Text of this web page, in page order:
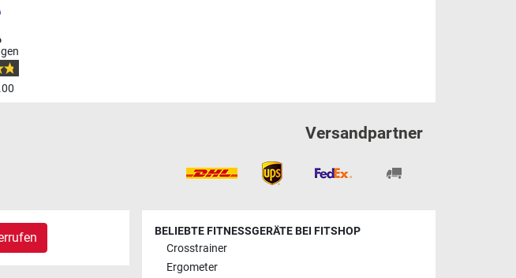
Versandpartner
BELIEBTE FITNESSGERÄTE BEI FITSHOP
Crosstrainer
Ergometer